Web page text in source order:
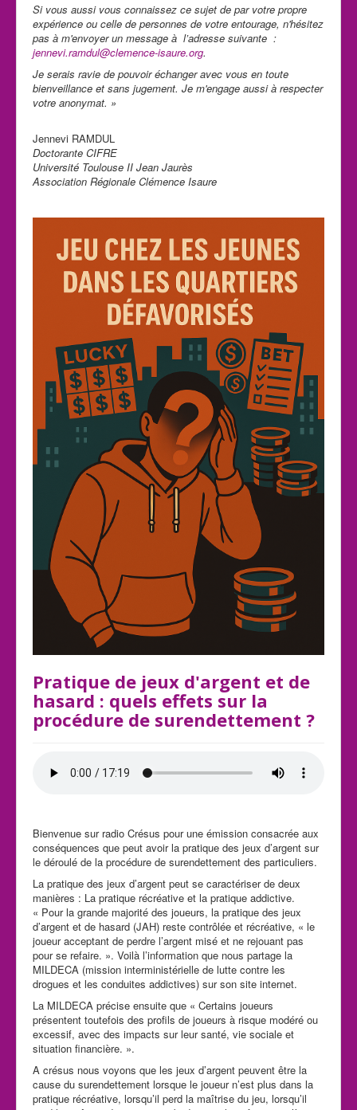
Si vous aussi vous connaissez ce sujet de par votre propre
expérience ou celle de personnes de votre entourage, n'hésitez
pas à m'envoyer un message à l’adresse suivante :
jennevi.ramdul@clemence-isaure.org.
Je serais ravie de pouvoir échanger avec vous en toute
bienveillance et sans jugement. Je m'engage aussi à respecter
votre anonymat. »
Jennevi RAMDUL
Doctorante CIFRE
Université Toulouse II Jean Jaurès
Association Régionale Clémence Isaure
Pratique de jeux d'argent et de
hasard : quels effets sur la
procédure de surendettement ?
Bienvenue sur radio Crésus pour une émission consacrée aux
conséquences que peut avoir la pratique des jeux d’argent sur
le déroulé de la procédure de surendettement des particuliers.
La pratique des jeux d’argent peut se caractériser de deux
manières : La pratique récréative et la pratique addictive.
« Pour la grande majorité des joueurs, la pratique des jeux
d’argent et de hasard (JAH) reste contrôlée et récréative, « le
joueur acceptant de perdre l’argent misé et ne rejouant pas
pour se refaire. ». Voilà l’information que nous partage la
MILDECA (mission interministérielle de lutte contre les
drogues et les conduites addictives) sur son site internet.
La MILDECA précise ensuite que « Certains joueurs
présentent toutefois des profils de joueurs à risque modéré ou
excessif, avec des impacts sur leur santé, vie sociale et
situation financière. ».
A crésus nous voyons que les jeux d’argent peuvent être la
cause du surendettement lorsque le joueur n’est plus dans la
pratique récréative, lorsqu’il perd la maîtrise du jeu, lorsqu’il